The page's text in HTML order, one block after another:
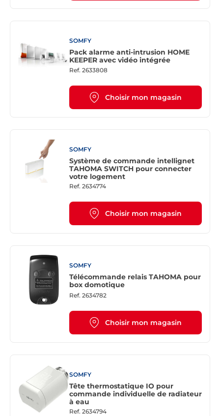
SOMFY
Pack alarme anti-intrusion HOME
KEEPER avec vidéo intégrée
Ref. 2633808
Choisir mon magasin
SOMFY
Système de commande intellignet
TAHOMA SWITCH pour connecter
votre logement
Ref. 2634774
Choisir mon magasin
SOMFY
Télécommande relais TAHOMA pour
box domotique
Ref. 2634782
Choisir mon magasin
SOMFY
Tête thermostatique IO pour
commande individuelle de radiateur
à eau
Ref. 2634794